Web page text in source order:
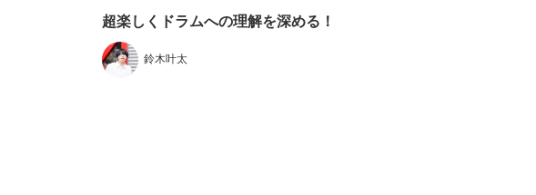
超楽しくドラムへの理解を深める！
鈴木叶太